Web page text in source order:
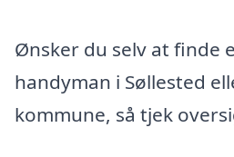
Ønsker du selv at finde
handyman i Søllested
kommune, så tjek